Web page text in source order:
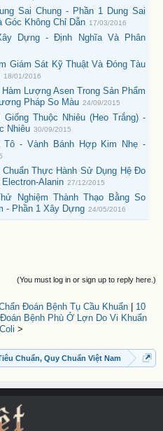
Sai Chung - Phần 1 Dung Sai
Không Chỉ Dẫn 17/03/2016
Dựng - Định Nghĩa Và Phân
Giám Sát Kỹ Thuật Và Đóng Tàu
18/01/2016
Lượng Asen Trong Sản Phẩm
Pháp So Màu 24/09/2015
Thuộc Nhiêu (Heo Trắng) -
Nhiêu 30/09/2015
Tô - Vành Bánh Hợp Kim Nhẹ -
Chuẩn Thực Hành Sử Dụng Hệ Đo
Alanin 27/12/2015
Nghiệm Thành Thạo Bằng So
- Phần 1 Xây Dựng 24/05/2016
(You must log in or sign up to reply here.)
Đoán Bệnh Tụ Cầu Khuẩn| 10
Bệnh Phù Ở Lợn Do Vi Khuẩn
>
Chuẩn, Quy Chuẩn Việt Nam